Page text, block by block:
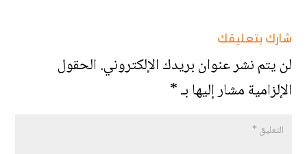
شارك بتعليقك
لن يتم نشر عنوان بريدك الإلكتروني.الحقول
الإلزامية مشار إليها بـ*